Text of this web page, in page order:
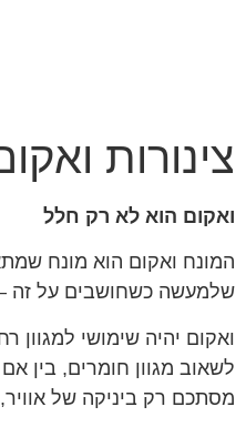
צינורות
ואקום הוא לא רק חלל
המונח ואקום הוא מונח
שלמעשה כשחושבים על זה –
ואקום יהיה שימושי למגוון
לשאוב מגוון חומרים, בין
מסתכם רק ביניקה של